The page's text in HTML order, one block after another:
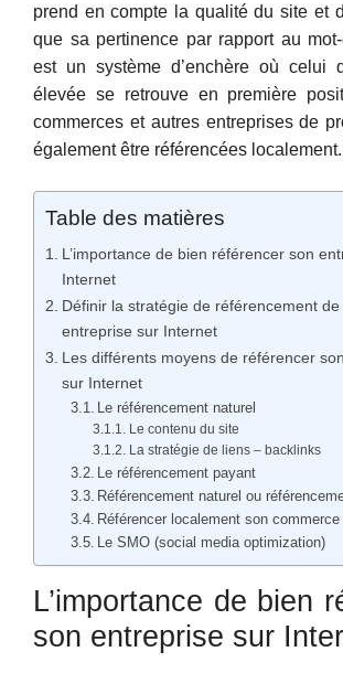
prend en compte la qualité du site et
que sa pertinence par rapport au
est un système d’enchère où celui
élevée se retrouve en première
commerces et autres entreprises de
également être référencées localement.
Table des matières
L’importance de bien référencer son
Internet
Définir la stratégie de référencement de
entreprise sur Internet
Les différents moyens de référencer
sur Internet
Le référencement naturel
Le contenu du site
La stratégie de liens – backlinks
Le référencement payant
Référencement naturel ou
Référencer localement son
Le SMO (social media optimization)
L’importance de bien
son entreprise sur